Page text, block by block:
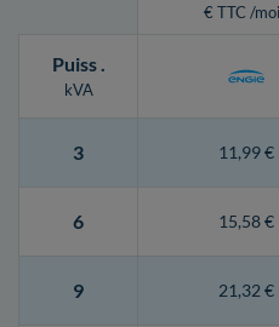
€ TTC /
Puiss.
kVA
3 11,99 €
6 15,58 €
9 21,32 €